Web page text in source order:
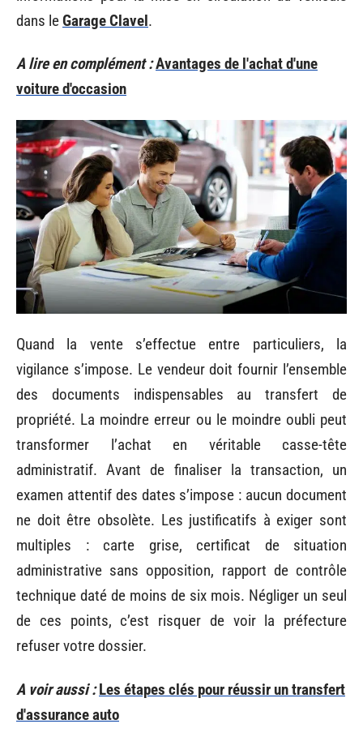
dans leGarage Clavel.
A lire en complément :Avantages de l'achat d'une
voiture d'occasion
Quand la vente s’effectue entre particuliers, la
vigilance s’impose. Le vendeur doit fournir l’ensemble
des documents indispensables au transfert de
propriété. La moindre erreur ou le moindre oubli peut
transformer l’achat en véritable casse-tête
administratif. Avant de finaliser la transaction, un
examen attentif des dates s’impose : aucun document
ne doit être obsolète. Les justificatifs à exiger sont
multiples : carte grise, certificat de situation
administrative sans opposition, rapport de contrôle
technique daté de moins de six mois. Négliger un seul
de ces points, c’est risquer de voir la préfecture
refuser votre dossier.
A voir aussi : Les étapes clés pour réussir un transfert
d'assurance auto